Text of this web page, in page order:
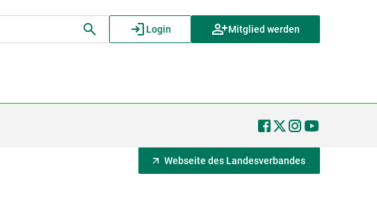
Login Mitglied werden
Webseite des Landesverbandes